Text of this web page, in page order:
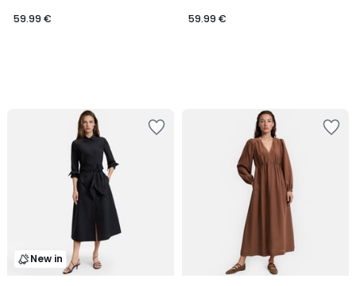
59.99 €
59.99 €
New in